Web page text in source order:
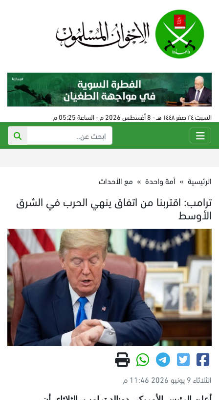
السبت ٢٤ صفر ١٤٤٨ هـ - 8 أغسطس 2026 م - الساعة 05:25 م
الرئيسية » أمة واحدة » مع الأحداث
ترامب: اقتربنا من اتفاق ينهي الحرب في الشرق
الأوسط
الثلاثاء 9 يونيو 2026 11:46 م